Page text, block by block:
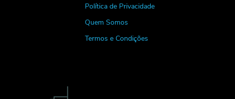
Política de Privacidade
Quem Somos
Termos e Condições